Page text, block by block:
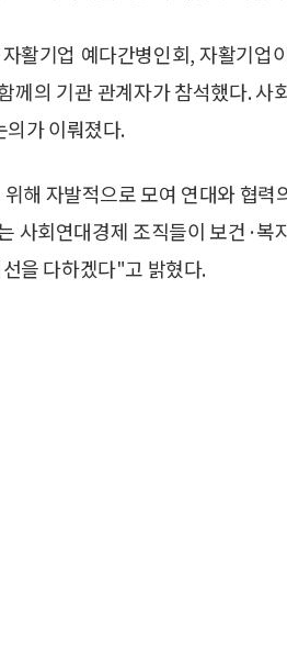
활기업 예다간병인회, 자활기업
께의 기관 관계자가 참석했다. 사
의가 이뤄졌다.
해 자발적으로 모여 연대와 협력
사회연대경제 조직들이 보건·복
을 다하겠다"고 밝혔다.